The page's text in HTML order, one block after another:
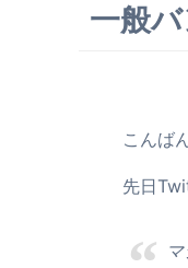
一般
こんば
先日